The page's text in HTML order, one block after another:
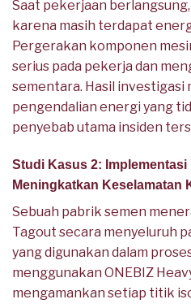
Saat pekerjaan
karena masih terdapat
Pergerakan komponen
serius pada pekerja dan
sementara. Hasil investigasi
pengendalian energi yang
penyebab utama insiden
Studi Kasus 2: Implementasi
Meningkatkan Keselamatan
Sebuah pabrik semen
Tagout secara menyeluruh
yang digunakan dalam
menggunakan ONEBIZ
mengamankan setiap titik